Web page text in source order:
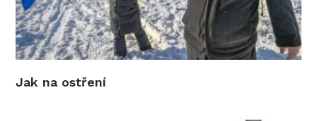
Jak na ostření